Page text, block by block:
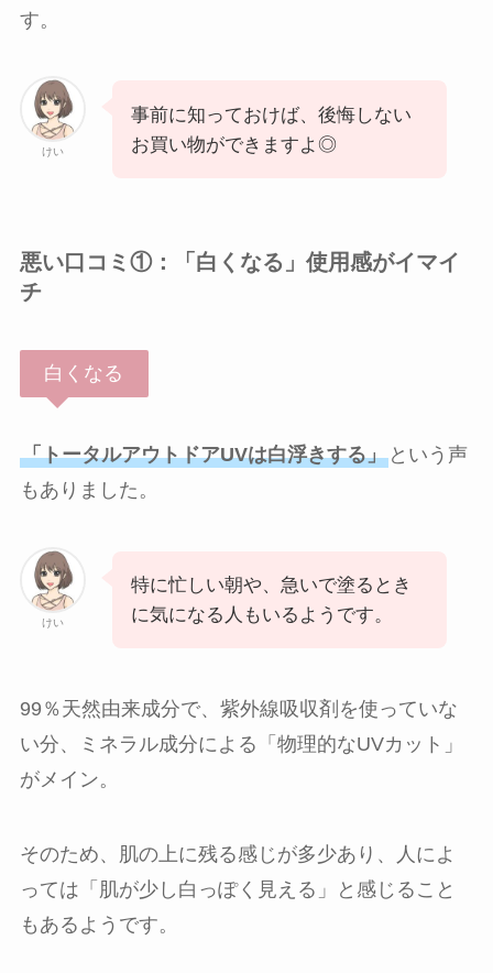
す。
けい
事前に知っておけば、後悔しない
お買い物ができますよ◎
悪い口コミ①：「白くなる」使用感がイマイ
チ
白くなる
「トータルアウトドアUVは白浮きする」という声
もありました。
けい
特に忙しい朝や、急いで塗るとき
に気になる人もいるようです。
99％天然由来成分で、紫外線吸収剤を使っていな
い分、ミネラル成分による「物理的なUVカット」
がメイン。
そのため、肌の上に残る感じが多少あり、人によ
っては「肌が少し白っぽく見える」と感じること
もあるようです。